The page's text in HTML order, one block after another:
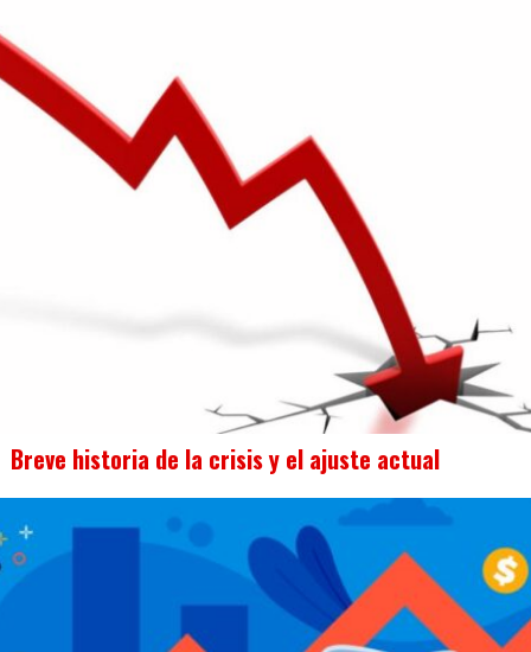
Breve historia de la crisis y el ajuste actual